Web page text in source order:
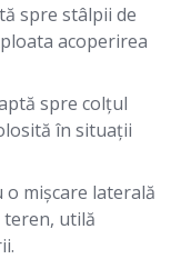
spre stâlpii de
acoperirea
spre colțul
în situații
o mișcare laterală
teren, utilă